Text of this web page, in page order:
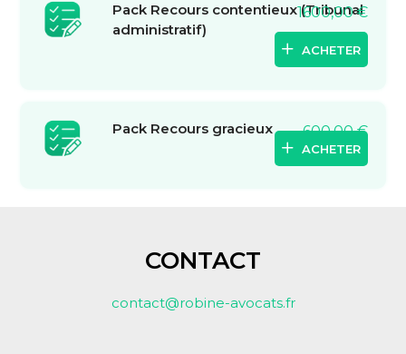
ACHETER
Pack Recours contentieux (Tribunal
administratif)
1600,00€
ACHETER
Pack Recours gracieux 600,00€
CONTACT
contact@robine-avocats.fr